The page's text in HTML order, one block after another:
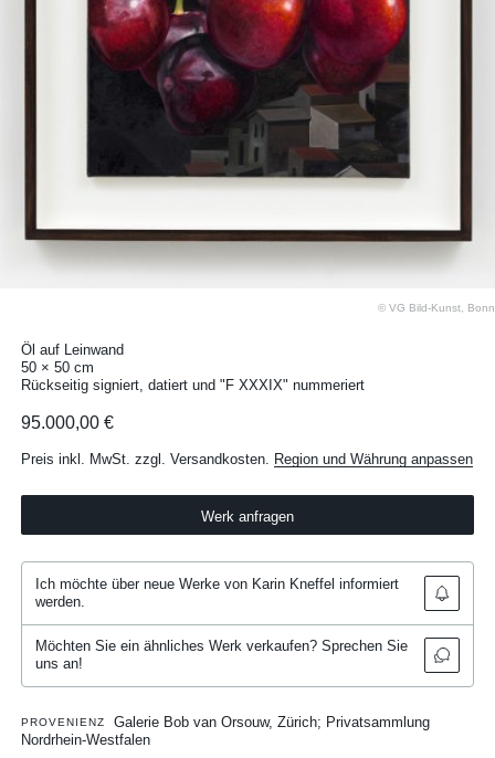
© VG Bild-Kunst, Bonn
Öl auf Leinwand
50 × 50 cm
Rückseitig signiert, datiert und "F XXXIX" nummeriert
95.000,00 €
Preis inkl. MwSt. zzgl. Versandkosten. Region und Währung anpassen
Werk anfragen
Ich möchte über neue Werke von Karin Kneffel informiert
werden.
Möchten Sie ein ähnliches Werk verkaufen? Sprechen Sie
uns an!
PROVENIENZ
Galerie Bob van Orsouw, Zürich; Privatsammlung
Nordrhein-Westfalen